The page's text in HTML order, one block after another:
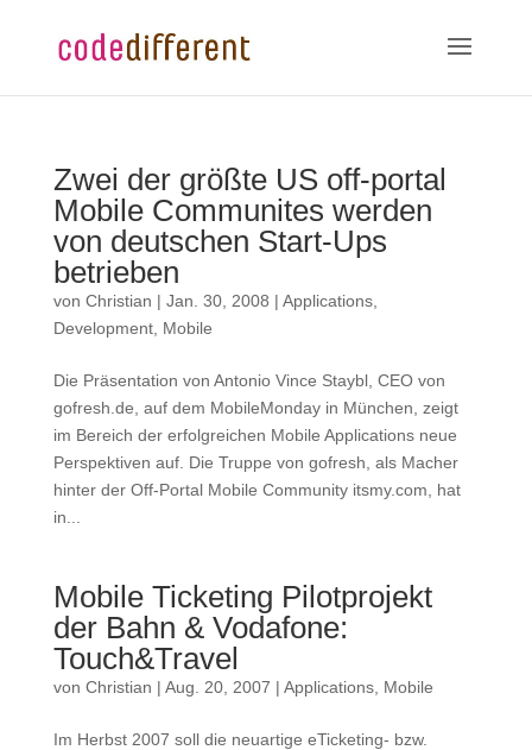
Zwei der größte US off-portal
Mobile Communites werden
von deutschen Start-Ups
betrieben
von Christian | Jan. 30, 2008 | Applications,
Development, Mobile
Die Präsentation von Antonio Vince Staybl, CEO von
gofresh.de, auf dem MobileMonday in München, zeigt
im Bereich der erfolgreichen Mobile Applications neue
Perspektiven auf. Die Truppe von gofresh, als Macher
hinter der Off-Portal Mobile Community itsmy.com, hat
in...
Mobile Ticketing Pilotprojekt
der Bahn & Vodafone:
Touch&Travel
von Christian | Aug. 20, 2007 | Applications, Mobile
Im Herbst 2007 soll die neuartige eTicketing- bzw.